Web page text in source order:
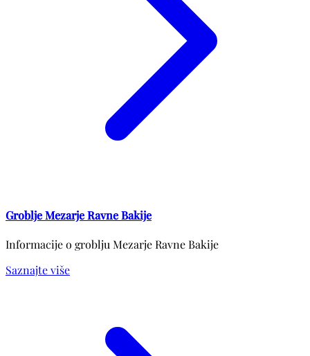
Groblje Mezarje Ravne Bakije
Informacije o groblju Mezarje Ravne Bakije
Saznajte više